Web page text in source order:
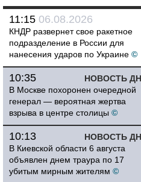
11:15 06.08.2026
КНДР развернет свое ракетное
подразделение в России для
нанесения ударов по Украине ©
НОВОСТЬ
10:35
В Москве похоронен очередной
генерал — вероятная жертва
взрыва в центре столицы ©
НОВОСТЬ
10:13
В Киевской области 6 августа
объявлен днем траура по 17
убитым мирным жителям ©